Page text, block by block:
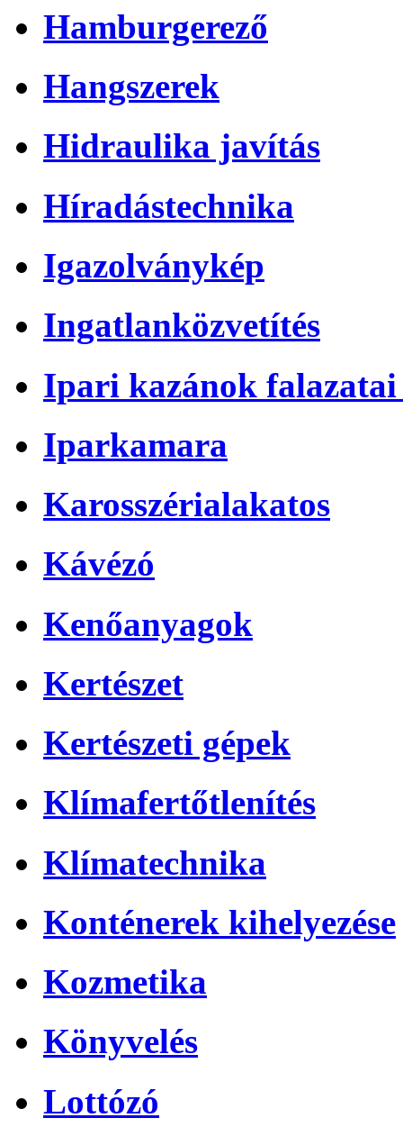
Hamburgerező
Hangszerek
Hidraulika javítás
Híradástechnika
Igazolványkép
Ingatlanközvetítés
Ipari kazánok falazatai
Iparkamara
Karosszérialakatos
Kávézó
Kenőanyagok
Kertészet
Kertészeti gépek
Klímafertőtlenítés
Klímatechnika
Konténerek kihelyezése
Kozmetika
Könyvelés
Lottózó